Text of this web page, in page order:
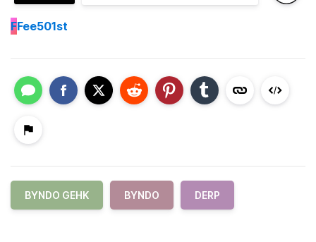
FFee501st
BYNDO GEHK BYNDO DERP